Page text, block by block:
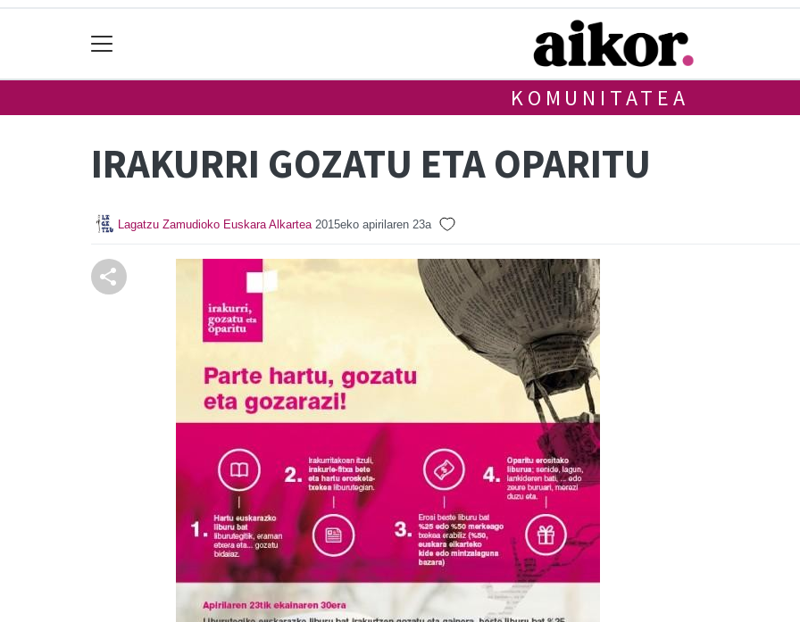
KOMUNITATEA
IRAKURRI GOZATU ETA OPARITU
Lagatzu Zamudioko Euskara Alkartea 2015eko apirilaren 23a